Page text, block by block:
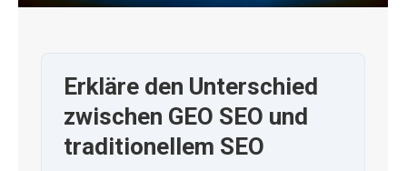
Erkläre den Unterschied
zwischen GEO SEO und
traditionellem SEO